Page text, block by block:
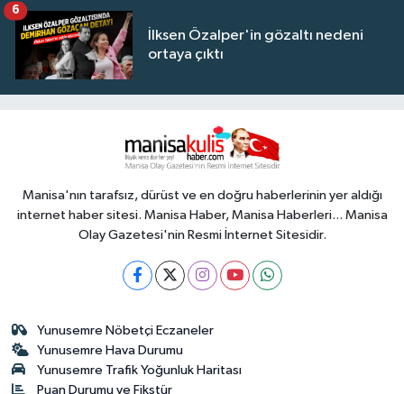
İlksen Özalper'in gözaltı nedeni
ortaya çıktı
6
Manisa'nın tarafsız, dürüst ve en doğru haberlerinin yer aldığı
internet haber sitesi. Manisa Haber, Manisa Haberleri... Manisa
Olay Gazetesi'nin Resmi İnternet Sitesidir.
Yunusemre Nöbetçi Eczaneler
Yunusemre Hava Durumu
Yunusemre Trafik Yoğunluk Haritası
Puan Durumu ve Fikstür